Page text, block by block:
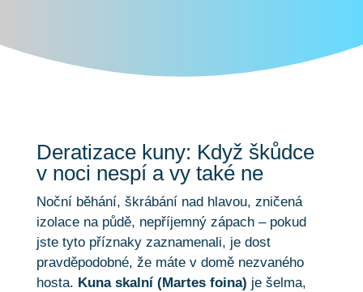
Deratizace kuny: Když škůdce
v noci nespí a vy také ne
Noční běhání, škrábání nad hlavou, zničená
izolace na půdě, nepříjemný zápach – pokud
jste tyto příznaky zaznamenali, je dost
pravděpodobné, že máte v domě nezvaného
hosta. Kuna skalní (Martes foina) je šelma,